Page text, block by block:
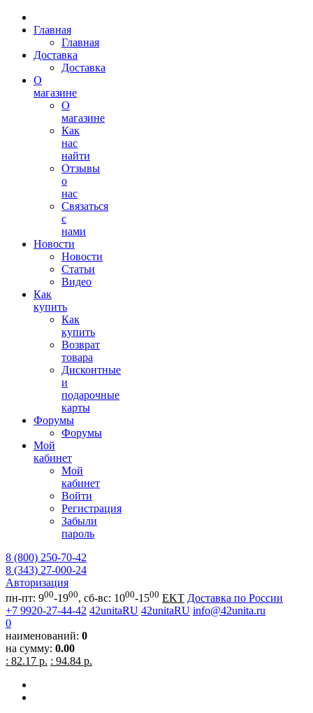
Главная
Главная
Доставка
Доставка
О
магазине
О
магазине
Как
нас
найти
Отзывы
о
нас
Связаться
с
нами
Новости
Новости
Статьи
Видео
Как
купить
Как
купить
Возврат
товара
Дисконтные
и
подарочные
карты
Форумы
Форумы
Мой
кабинет
Мой
кабинет
Войти
Регистрация
Забыли
пароль
8 (800) 250-70-42
8 (343) 27-000-24
Авторизация
пн-пт: 900-1900, сб-вс: 1000-1500 EKT Доставка по России
+7 9920-27-44-42 42unitaRU 42unitaRU info@42unita.ru
0
наименований: 0
на сумму: 0.00
: 82.17 р. : 94.84 р.